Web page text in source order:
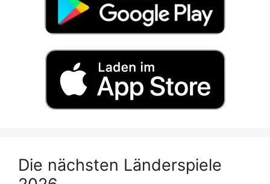
Die nächsten Länderspiele